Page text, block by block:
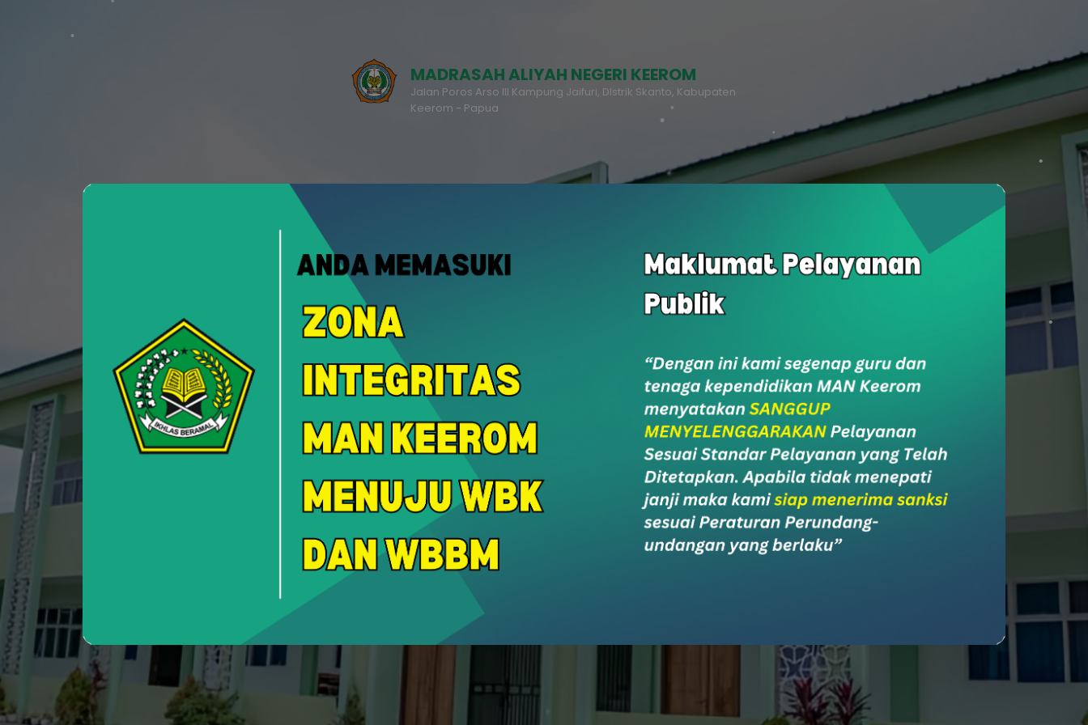
MADRASAH ALIYAH NEGERI KEEROM
Jalan Poros Arso III Kampung Jaifuri, DIstrik Skanto, Kabupaten
Keerom - Papua
PTSP
Pelayanan Terpadu Satu Pintu
RDM
Rapor Digital Madrasah Penerimaan Peserta Didik Baru
SukaSam
Survey Kepuasan Masyarakat
Customer Care
Layanan Pengaduan & Konsultasi
SurNi
PPID MAN Keerom
Social Media
Social Media Madrasah